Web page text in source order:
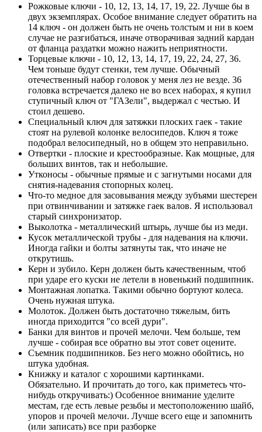
Рожковые ключи - 10, 12, 13, 14, 17, 19, 22. Лучше бы в
двух экземплярах. Особое внимание следует обратить на
14 ключ - он должен быть не очень толстым и ни в коем
случае не разгибаться, иначе отворачивая задний кардан
от фланца раздатки можно нажить неприятности.
Торцевые ключи - 10, 12, 13, 14, 17, 19, 22, 24, 27, 36.
Чем тоньше будут стенки, тем лучше. Обычный
отечественный набор головок у меня лез не везде. 36
головка встречается далеко не во всех наборах, я купил
ступичный ключ от "ГАЗели", выдержал с честью. И
стоил дешево.
Специальный ключ для затяжки плоских гаек - такие
стоят на рулевой колонке велосипедов. Ключ я тоже
подобрал велосипедный, но в общем это неправильно.
Отвертки - плоские и крестообразные. Как мощные, для
больших винтов, так и небольшие.
Утконосы - обычные прямые и с загнутыми носами для
снятия-надевания стопорных колец.
Что-то медное для засовывания между зубъями шестерен
при отвинчивании и затяжке гаек валов. Я использовал
старый синхронизатор.
Выколотка - металлический штырь, лучше бы из меди.
Кусок металлической трубы - для надевания на ключи.
Иногда гайки и болты затянуты так, что иначе не
открутишь.
Керн и зубило. Керн должен быть качественным, чтоб
при ударе его куски не летели в новенький подшипник.
Монтажная лопатка. Такими обычно бортуют колеса.
Очень нужная штука.
Молоток. Должен быть достаточно тяжелым, бить
иногда приходится "со всей дури".
Банки для винтов и прочей мелочи. Чем больше, тем
лучше - собирая все обратно вы этот совет оцените.
Съемник подшипников. Без него можно обойтись, но
штука удобная.
Книжку и каталог с хорошими картинками.
Обязательно. И прочитать до того, как приметесь что-
нибудь откручивать:) Особенное внимание уделите
местам, где есть левые резьбы и местоположению шайб,
упоров и прочей мелочи. Лучше всего еще и запомнить
(или записать) все при разборке